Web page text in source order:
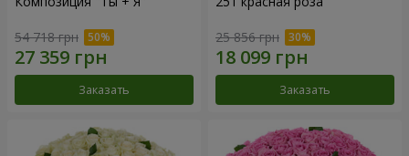
54 718 грн
Заказать
25 856 грн
Заказать